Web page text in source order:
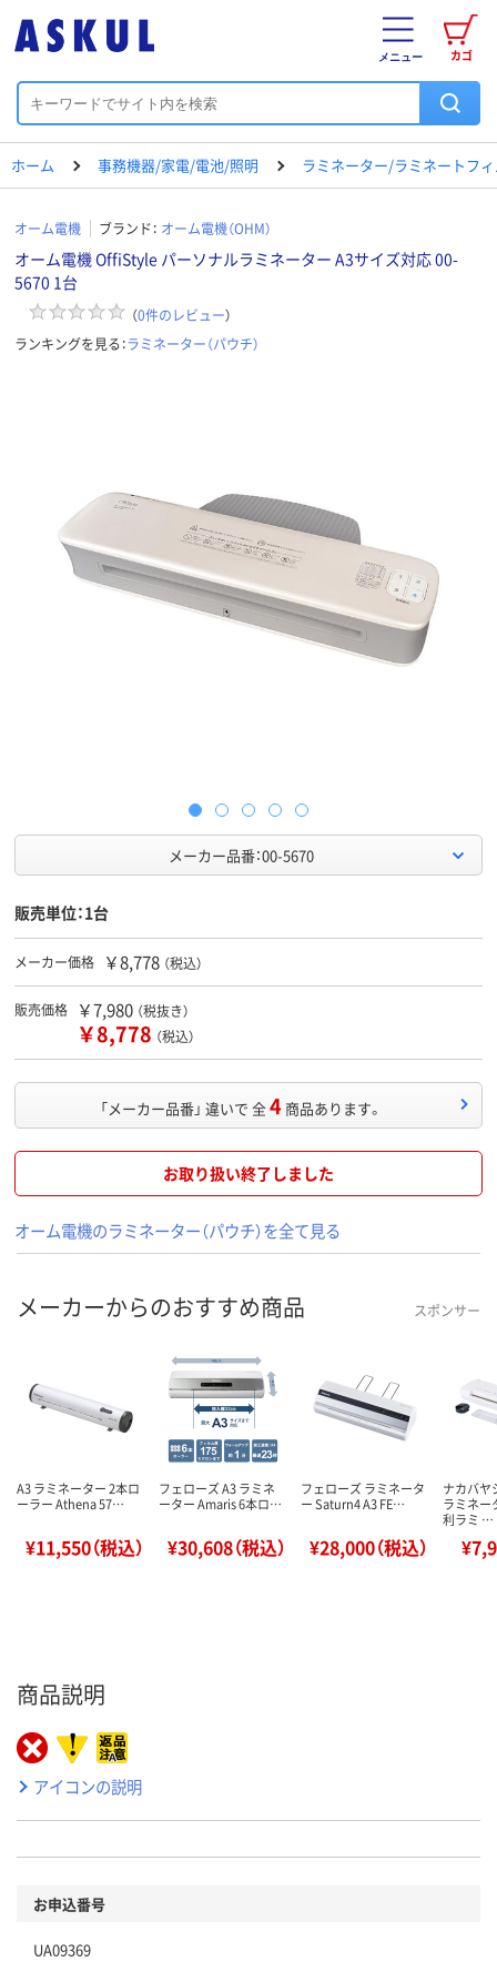
カゴ
メニュー
ホーム 事務機器/家電/電池/照明 ラミネーター/ラミネートフ
オーム電機 ブランド： オーム電機（OHM）
オーム電機 OffiStyle パーソナルラミネーター A3サイズ対応 00-
5670 1台
（0件のレビュー）
ランキングを見る：ラミネーター（パウチ）
メーカー品番：00-5670
販売単位：1台
メーカー価格 ￥8,778 （税込）
販売価格 ￥7,980 （税抜き）
￥8,778 （税込）
「メーカー品番」 違いで 全4 商品あります。
お取り扱い終了しました
オーム電機のラミネーター（パウチ）を全て見る
メーカーからのおすすめ商品 スポンサー
A3 ラミネーター 2本ロ
ーラー Athena 57…
¥11,550（税込）
フェローズ A3 ラミネ
ーター Amaris 6本ロ…
¥30,608（税込）
フェローズ ラミネータ
ー Saturn4 A3 FE…
¥28,000（税込）
ナカバヤ
ラミネー
利ラミ …
商品説明
アイコンの説明
お申込番号
UA09369